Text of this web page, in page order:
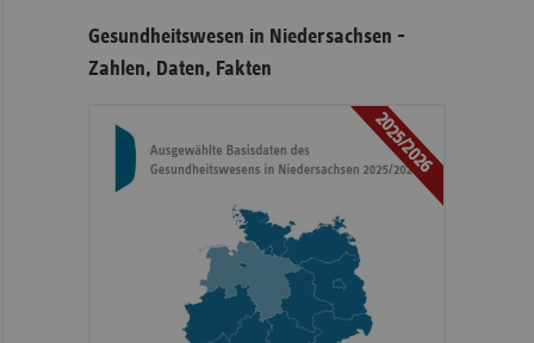
Gesundheitswesen in Niedersachsen -
Zahlen, Daten, Fakten
2025/2026